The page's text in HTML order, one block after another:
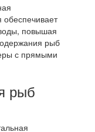
повышая
рыб
с прямыми
рыб